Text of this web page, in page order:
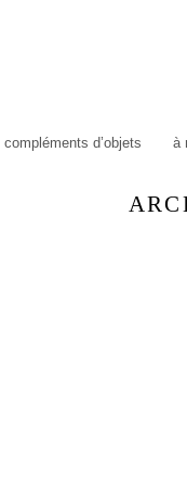
compléments d’objets à